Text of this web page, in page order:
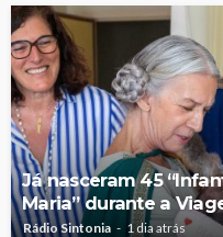
Já nasceram 45
Maria” durante a
Rádio Sintonia 1 dia atrás